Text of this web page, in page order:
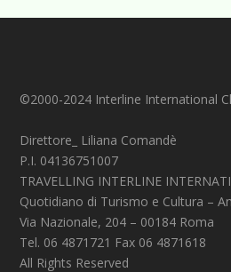
©2000-2024 Interline International
Direttore_ Liliana Comandè
P.I. 04136751007
TRAVELLING INTERLINE
Quotidiano di Turismo e Cultura –
Via Nazionale, 204 – 00184 Roma
Tel. 06 4871721 Fax 06 4871618
All Rights Reserved